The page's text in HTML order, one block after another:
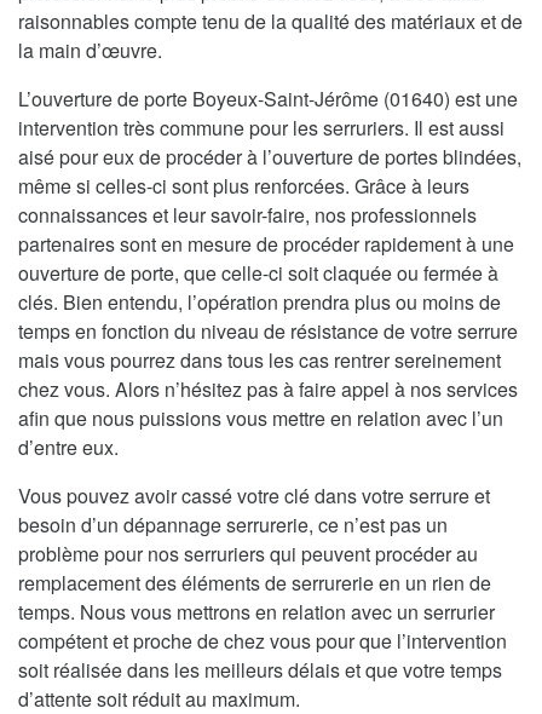
raisonnables compte tenu de la qualité des matériaux et de
la main d’œuvre.
L’ouverture de porte Boyeux-Saint-Jérôme (01640) est une
intervention très commune pour les serruriers. Il est aussi
aisé pour eux de procéder à l’ouverture de portes blindées,
même si celles-ci sont plus renforcées. Grâce à leurs
connaissances et leur savoir-faire, nos professionnels
partenaires sont en mesure de procéder rapidement à une
ouverture de porte, que celle-ci soit claquée ou fermée à
clés. Bien entendu, l’opération prendra plus ou moins de
temps en fonction du niveau de résistance de votre serrure
mais vous pourrez dans tous les cas rentrer sereinement
chez vous. Alors n’hésitez pas à faire appel à nos services
afin que nous puissions vous mettre en relation avec l’un
d’entre eux.
Vous pouvez avoir cassé votre clé dans votre serrure et
besoin d’un dépannage serrurerie, ce n’est pas un
problème pour nos serruriers qui peuvent procéder au
remplacement des éléments de serrurerie en un rien de
temps. Nous vous mettrons en relation avec un serrurier
compétent et proche de chez vous pour que l’intervention
soit réalisée dans les meilleurs délais et que votre temps
d’attente soit réduit au maximum.